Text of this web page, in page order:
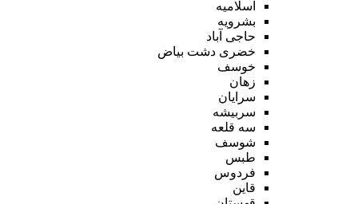
اسلامیه
بشرویه
حاجی آباد
خضری دشت بیاض
خوسف
زهان
سرایان
سربیشه
سه قلعه
شوسف
طبس
فردوس
قاین